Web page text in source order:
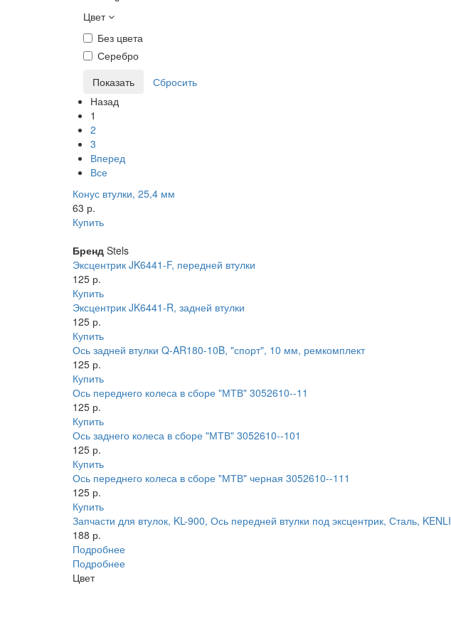
Цвет
Без цвета
Серебро
Назад
1
2
3
Вперед
Все
Конус втулки, 25,4 мм
63 р.
Купить
Бренд Stels
Эксцентрик JK6441-F, передней втулки
125 р.
Купить
Эксцентрик JK6441-R, задней втулки
125 р.
Купить
Ось задней втулки Q-AR180-10B, "спорт", 10 мм, ремкомплект
125 р.
Купить
Ось переднего колеса в сборе "МТВ" 3052610--11
125 р.
Купить
Ось заднего колеса в сборе "МТВ" 3052610--101
125 р.
Купить
Ось переднего колеса в сборе "МТВ" черная 3052610--111
125 р.
Купить
Запчасти для втулок, KL-900, Ось передней втулки под эксцентрик, Сталь, KENLI
188 р.
Подробнее
Подробнее
Цвет